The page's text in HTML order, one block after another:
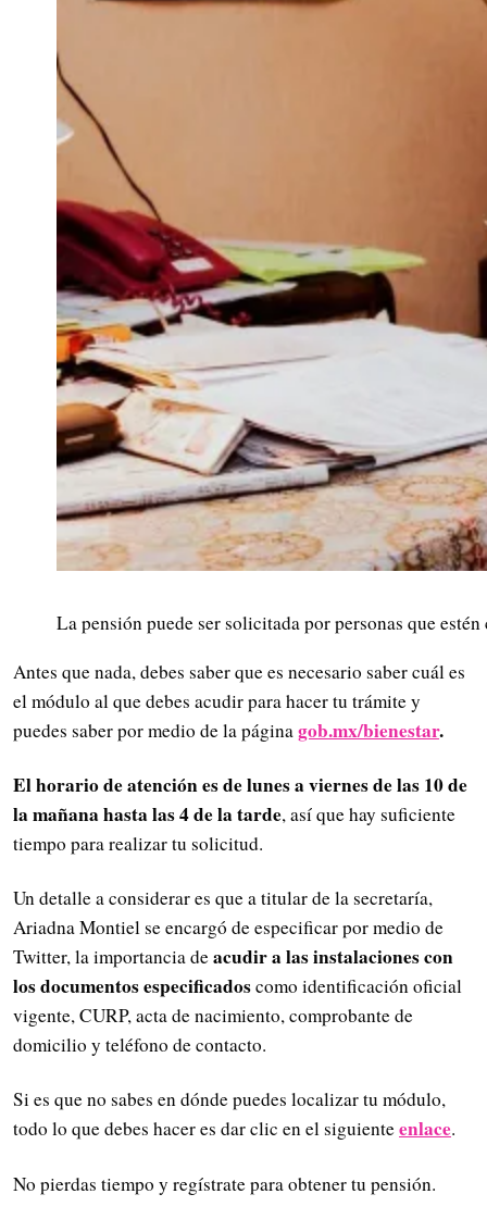
La pensión puede ser solicitada por personas que
Antes que nada, debes saber que es necesario saber cuál es
el módulo al que debes acudir para hacer tu trámite y
puedes saber por medio de la páginagob.mx/bienestar.
El horario de atención es de lunes a viernes de las 10 de
la mañana hasta las 4 de la tarde, así que hay suficiente
tiempo para realizar tu solicitud.
Un detalle a considerar es que a titular de la secretaría,
Ariadna Montiel se encargó de especificar por medio de
Twitter, la importancia deacudir a las instalaciones con
los documentos especificadoscomo identificación oficial
vigente, CURP, acta de nacimiento, comprobante de
domicilio y teléfono de contacto.
Si es que no sabes en dónde puedes localizar tu módulo,
todo lo que debes hacer es dar clic en el siguienteenlace.
No pierdas tiempo y regístrate para obtener tu pensión.